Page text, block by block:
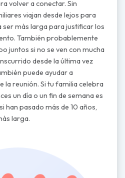
volver a conectar. Sin
viajan desde lejos para
ser más larga para justificar los
También probablemente
juntos si no se ven con mucha
desde la última vez
puede ayudar a
la reunión. Si tu familia celebra
un día o un fin de semana es
han pasado más de 10 años,
larga.